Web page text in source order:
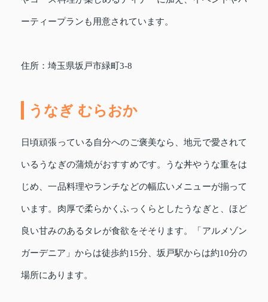
ーティープランも用意されています。
住所：埼玉県坂戸市緑町3-8
うなぎ むらおか
日頃頑張っている自分へのご褒美なら、地元で愛されて
いるうなぎの蒲焼がおすすめです。うな丼やうな重をは
じめ、一品料理やランチなどの幅広いメニューが揃って
います。肉厚で柔らかくふっくらとしたうなぎと、ほど
良い甘みのあるタレが食欲をそそります。「アルメゾン
ガーデニア」からは徒歩約15分、坂戸駅からは約10分の
場所にあります。